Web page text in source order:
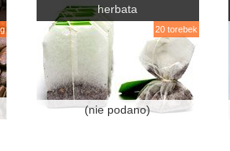
herbata
20 torebek
(nie podano)